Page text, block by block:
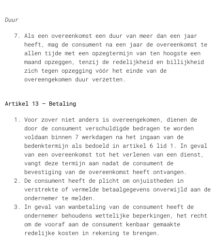
Duur
Als een overeenkomst een duur van meer dan een jaar
heeft, mag de consument na een jaar de overeenkomst te
allen tijde met een opzegtermijn van ten hoogste een
maand opzeggen, tenzij de redelijkheid en billijkheid
zich tegen opzegging vóór het einde van de
overeengekomen duur verzetten.
Artikel 13 – Betaling
Voor zover niet anders is overeengekomen, dienen de
door de consument verschuldigde bedragen te worden
voldaan binnen 7 werkdagen na het ingaan van de
bedenktermijn als bedoeld in artikel 6 lid 1. In geval
van een overeenkomst tot het verlenen van een dienst,
vangt deze termijn aan nadat de consument de
bevestiging van de overeenkomst heeft ontvangen.
De consument heeft de plicht om onjuistheden in
verstrekte of vermelde betaalgegevens onverwijld aan de
ondernemer te melden.
In geval van wanbetaling van de consument heeft de
ondernemer behoudens wettelijke beperkingen, het recht
om de vooraf aan de consument kenbaar gemaakte
redelijke kosten in rekening te brengen.